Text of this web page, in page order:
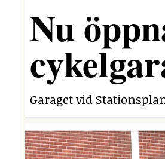
Nu
Garaget vid